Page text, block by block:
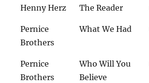
Henny Herz The Reader
Pernice
Brothers
What We Had
Pernice
Brothers
Who Will You
Believe